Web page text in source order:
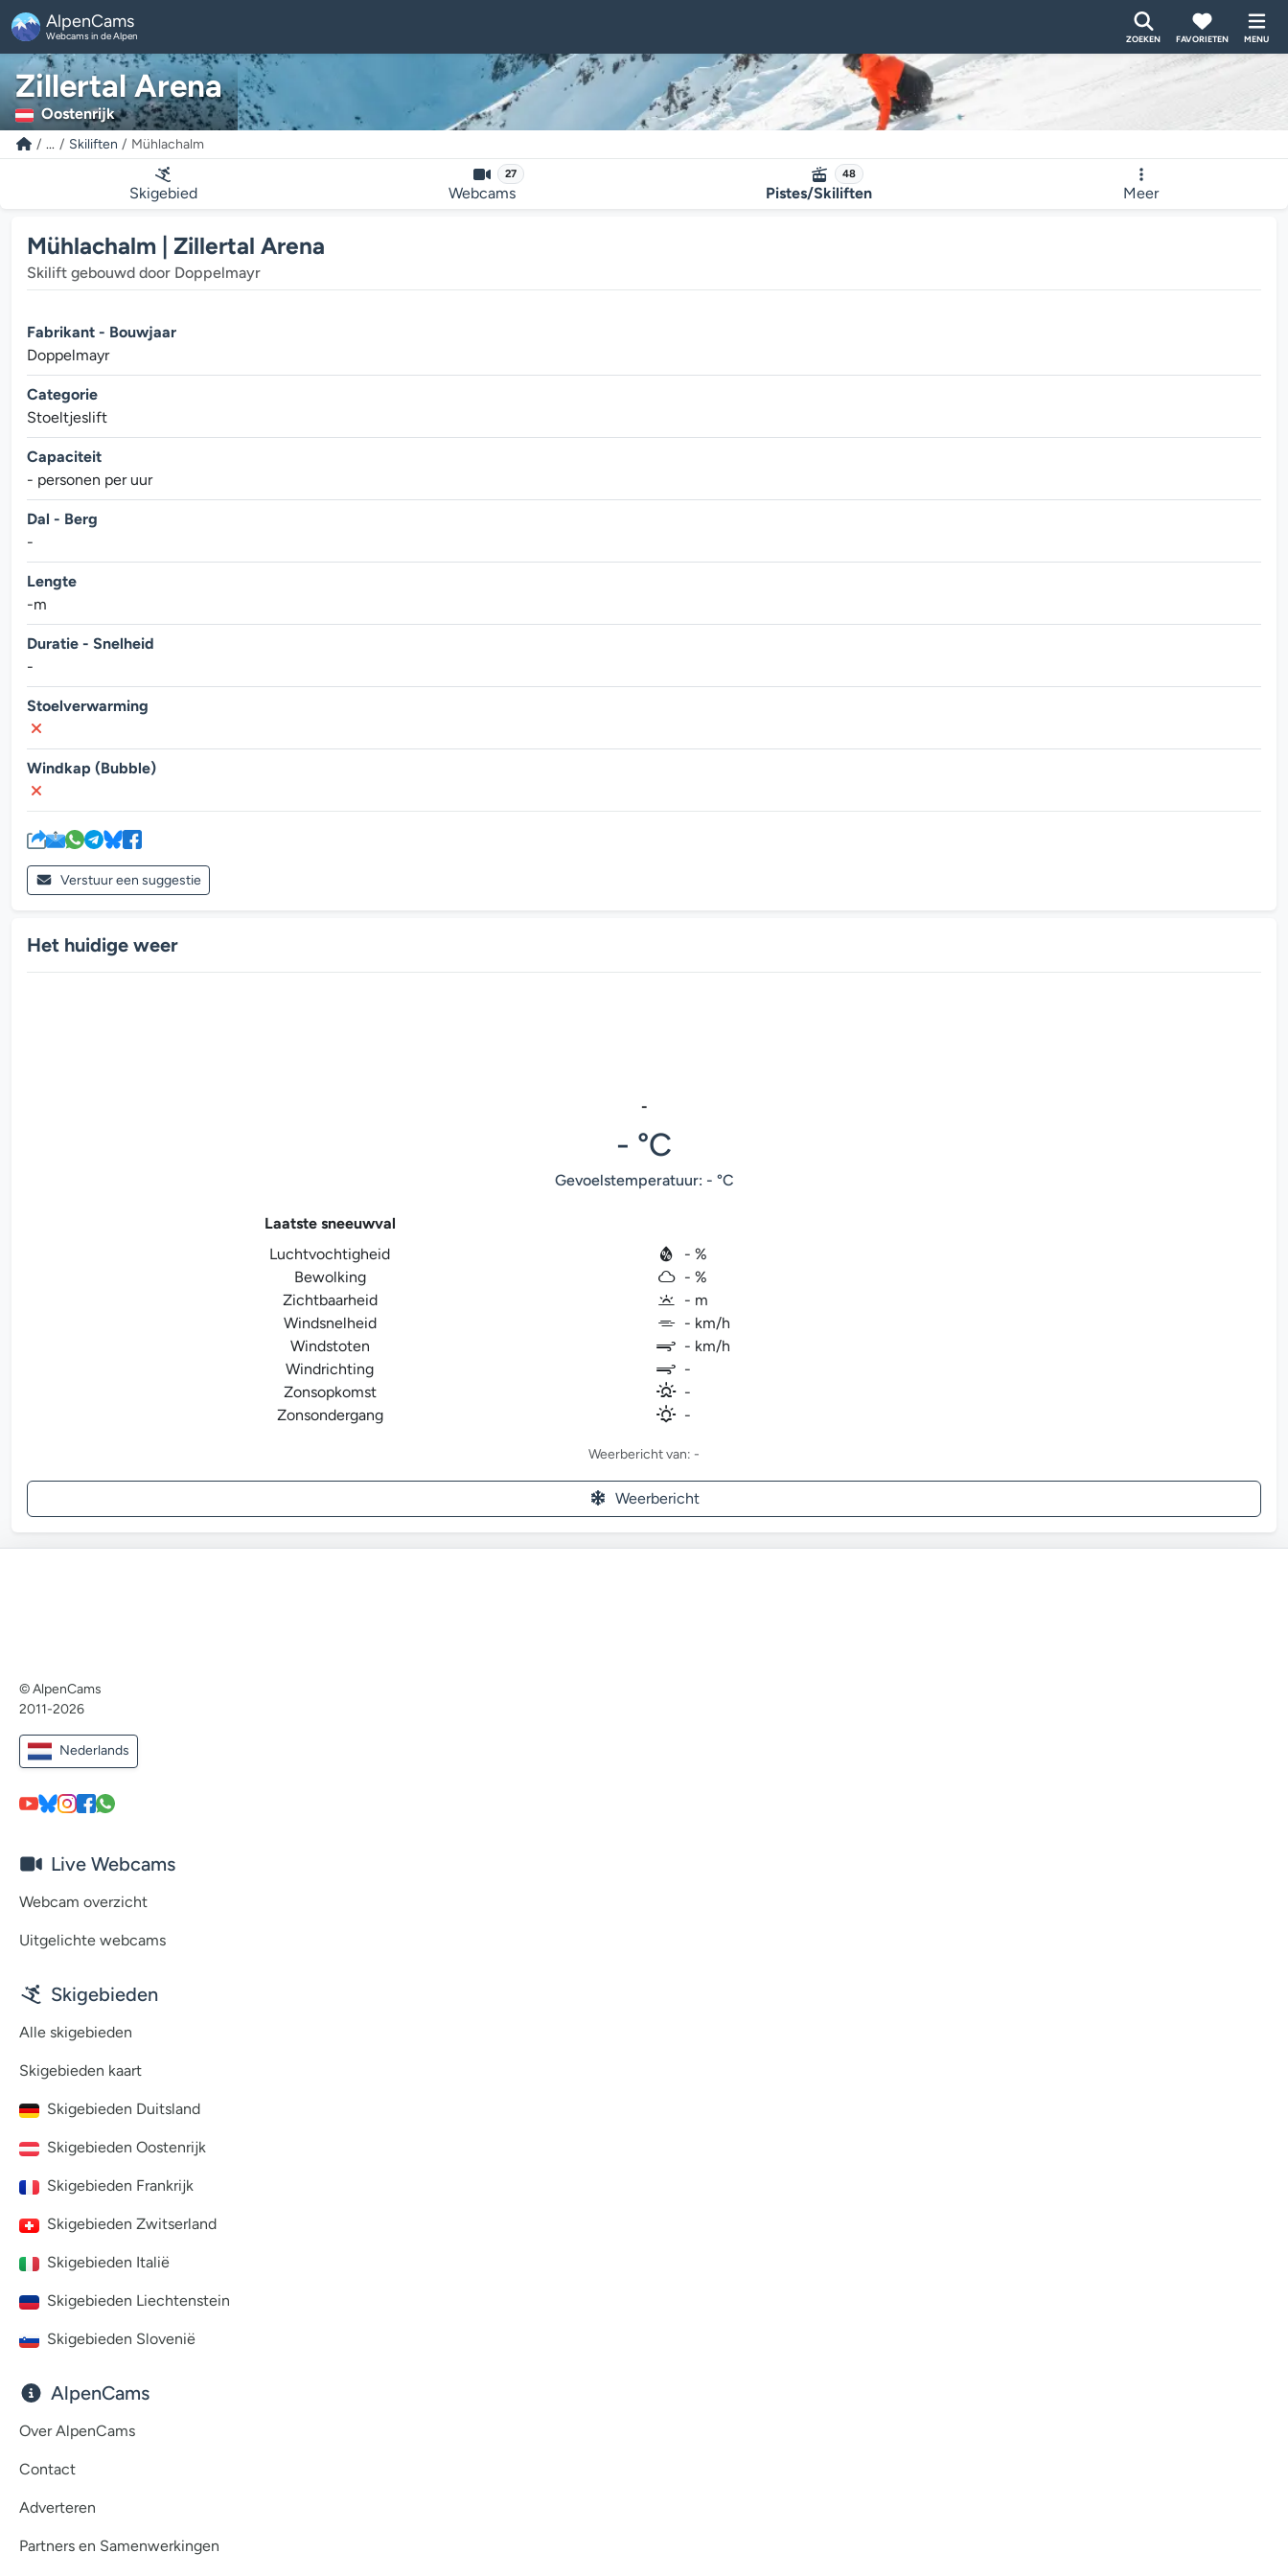
AlpenCams
Webcams in de Alpen ZOEKEN FAVORIETEN MENU
Zillertal Arena
Oostenrijk
... Skiliften Mühlachalm
Skigebied
27
Webcams
48
Pistes/Skiliften Meer
Mühlachalm | Zillertal Arena
Skilift gebouwd door Doppelmayr
Fabrikant - Bouwjaar
Doppelmayr
Categorie
Stoeltjeslift
Capaciteit
- personen per uur
Dal - Berg
-
Lengte
-m
Duratie - Snelheid
-
Stoelverwarming
Windkap (Bubble)
Verstuur een suggestie
Het huidige weer
-
- °C
Gevoelstemperatuur: - °C
Laatste sneeuwval
Luchtvochtigheid
- %
Bewolking
- %
Zichtbaarheid
- m
Windsnelheid
- km/h
Windstoten
- km/h
Windrichting
-
Zonsopkomst
-
Zonsondergang
-
Weerbericht van: -
Weerbericht
© AlpenCams
2011-2026
Nederlands
Live Webcams
Webcam overzicht
Uitgelichte webcams
Skigebieden
Alle skigebieden
Skigebieden kaart
Skigebieden Duitsland
Skigebieden Oostenrijk
Skigebieden Frankrijk
Skigebieden Zwitserland
Skigebieden Italië
Skigebieden Liechtenstein
Skigebieden Slovenië
AlpenCams
Over AlpenCams
Contact
Adverteren
Partners en Samenwerkingen